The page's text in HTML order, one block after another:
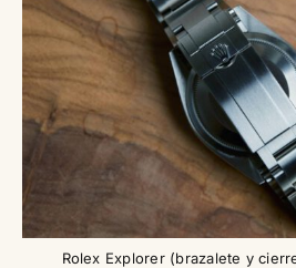
Rolex Explorer (brazalete y